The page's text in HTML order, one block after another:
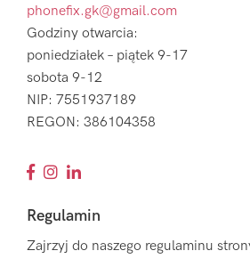
phonefix.gk@gmail.com
Godziny otwarcia:
poniedziałek – piątek 9-17
sobota 9-12
NIP: 7551937189
REGON: 386104358
Regulamin
Zajrzyj do naszego regulaminu